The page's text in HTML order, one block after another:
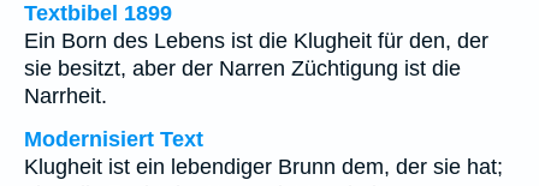
Textbibel 1899
Ein Born des Lebens ist die Klugheit für den, der
sie besitzt, aber der Narren Züchtigung ist die
Narrheit.
Modernisiert Text
Klugheit ist ein lebendiger Brunn dem, der sie hat;